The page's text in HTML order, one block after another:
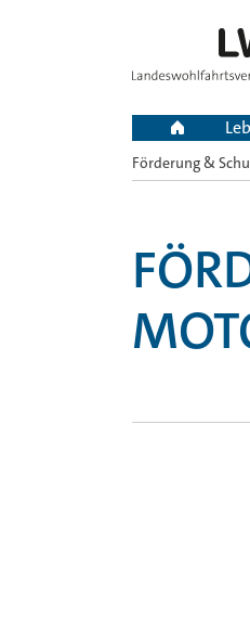
Sie
sind
Förderung &